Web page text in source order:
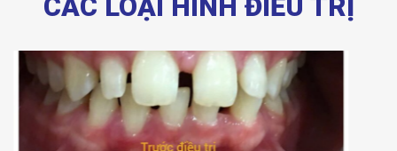
CÁC LOẠI HÌNH ĐIỀU TRỊ